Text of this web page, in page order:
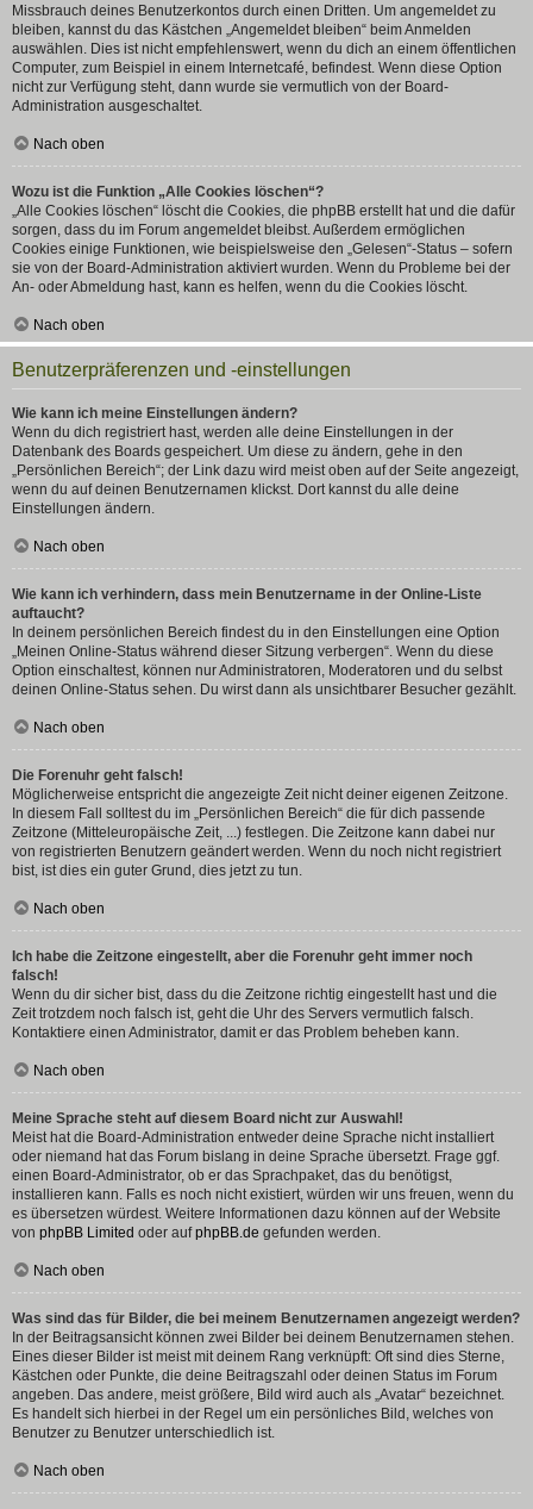
Missbrauch deines Benutzerkontos durch einen Dritten. Um angemeldet zu
bleiben, kannst du das Kästchen „Angemeldet bleiben“ beim Anmelden
auswählen. Dies ist nicht empfehlenswert, wenn du dich an einem öffentlichen
Computer, zum Beispiel in einem Internetcafé, befindest. Wenn diese Option
nicht zur Verfügung steht, dann wurde sie vermutlich von der Board-
Administration ausgeschaltet.
Nach oben
Wozu ist die Funktion „Alle Cookies löschen“?
„Alle Cookies löschen“ löscht die Cookies, die phpBB erstellt hat und die dafür
sorgen, dass du im Forum angemeldet bleibst. Außerdem ermöglichen
Cookies einige Funktionen, wie beispielsweise den „Gelesen“-Status – sofern
sie von der Board-Administration aktiviert wurden. Wenn du Probleme bei der
An- oder Abmeldung hast, kann es helfen, wenn du die Cookies löscht.
Nach oben
Benutzerpräferenzen und -einstellungen
Wie kann ich meine Einstellungen ändern?
Wenn du dich registriert hast, werden alle deine Einstellungen in der
Datenbank des Boards gespeichert. Um diese zu ändern, gehe in den
„Persönlichen Bereich“; der Link dazu wird meist oben auf der Seite angezeigt,
wenn du auf deinen Benutzernamen klickst. Dort kannst du alle deine
Einstellungen ändern.
Nach oben
Wie kann ich verhindern, dass mein Benutzername in der Online-Liste
auftaucht?
In deinem persönlichen Bereich findest du in den Einstellungen eine Option
„Meinen Online-Status während dieser Sitzung verbergen“. Wenn du diese
Option einschaltest, können nur Administratoren, Moderatoren und du selbst
deinen Online-Status sehen. Du wirst dann als unsichtbarer Besucher gezählt.
Nach oben
Die Forenuhr geht falsch!
Möglicherweise entspricht die angezeigte Zeit nicht deiner eigenen Zeitzone.
In diesem Fall solltest du im „Persönlichen Bereich“ die für dich passende
Zeitzone (Mitteleuropäische Zeit, ...) festlegen. Die Zeitzone kann dabei nur
von registrierten Benutzern geändert werden. Wenn du noch nicht registriert
bist, ist dies ein guter Grund, dies jetzt zu tun.
Nach oben
Ich habe die Zeitzone eingestellt, aber die Forenuhr geht immer noch
falsch!
Wenn du dir sicher bist, dass du die Zeitzone richtig eingestellt hast und die
Zeit trotzdem noch falsch ist, geht die Uhr des Servers vermutlich falsch.
Kontaktiere einen Administrator, damit er das Problem beheben kann.
Nach oben
Meine Sprache steht auf diesem Board nicht zur Auswahl!
Meist hat die Board-Administration entweder deine Sprache nicht installiert
oder niemand hat das Forum bislang in deine Sprache übersetzt. Frage ggf.
einen Board-Administrator, ob er das Sprachpaket, das du benötigst,
installieren kann. Falls es noch nicht existiert, würden wir uns freuen, wenn du
es übersetzen würdest. Weitere Informationen dazu können auf der Website
von phpBB Limited oder aufphpBB.de gefunden werden.
Nach oben
Was sind das für Bilder, die bei meinem Benutzernamen angezeigt werden?
In der Beitragsansicht können zwei Bilder bei deinem Benutzernamen stehen.
Eines dieser Bilder ist meist mit deinem Rang verknüpft: Oft sind dies Sterne,
Kästchen oder Punkte, die deine Beitragszahl oder deinen Status im Forum
angeben. Das andere, meist größere, Bild wird auch als „Avatar“ bezeichnet.
Es handelt sich hierbei in der Regel um ein persönliches Bild, welches von
Benutzer zu Benutzer unterschiedlich ist.
Nach oben